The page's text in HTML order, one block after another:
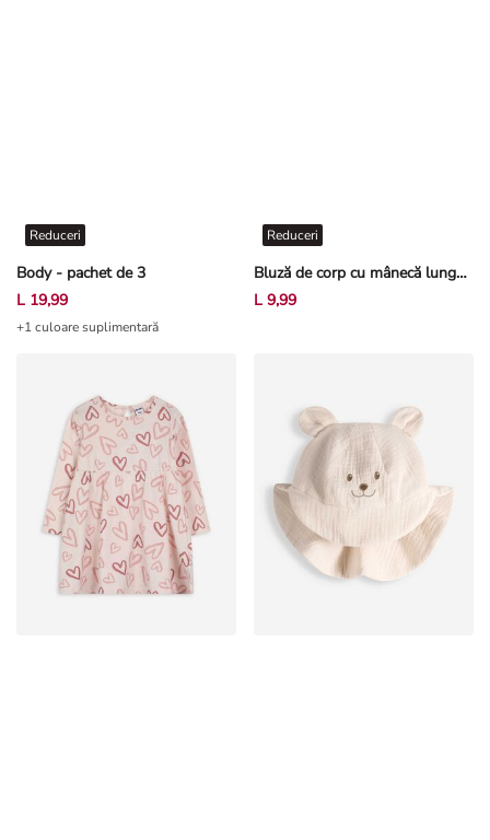
Body - pachet de 3
Reduceri
L 19,99
+1 culoare suplimentară
Bluză de corp cu mânecă lungă - Imprimeu sclipici - Alb-crem deschis
Reduceri
L 9,99